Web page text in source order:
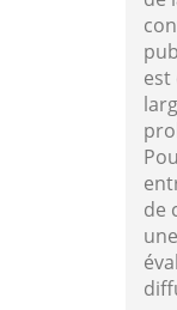
est
de